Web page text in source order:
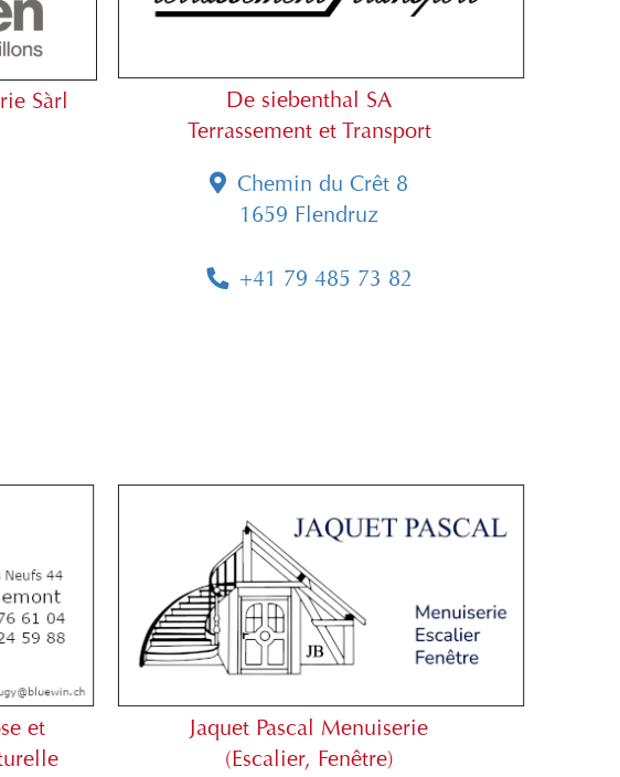
Sàrl
De siebenthal SA
Terrassement et Transport
Chemin du Crêt 8
1659 Flendruz
+41 79 485 73 82
et
Jaquet Pascal Menuiserie
(Escalier, Fenêtre)